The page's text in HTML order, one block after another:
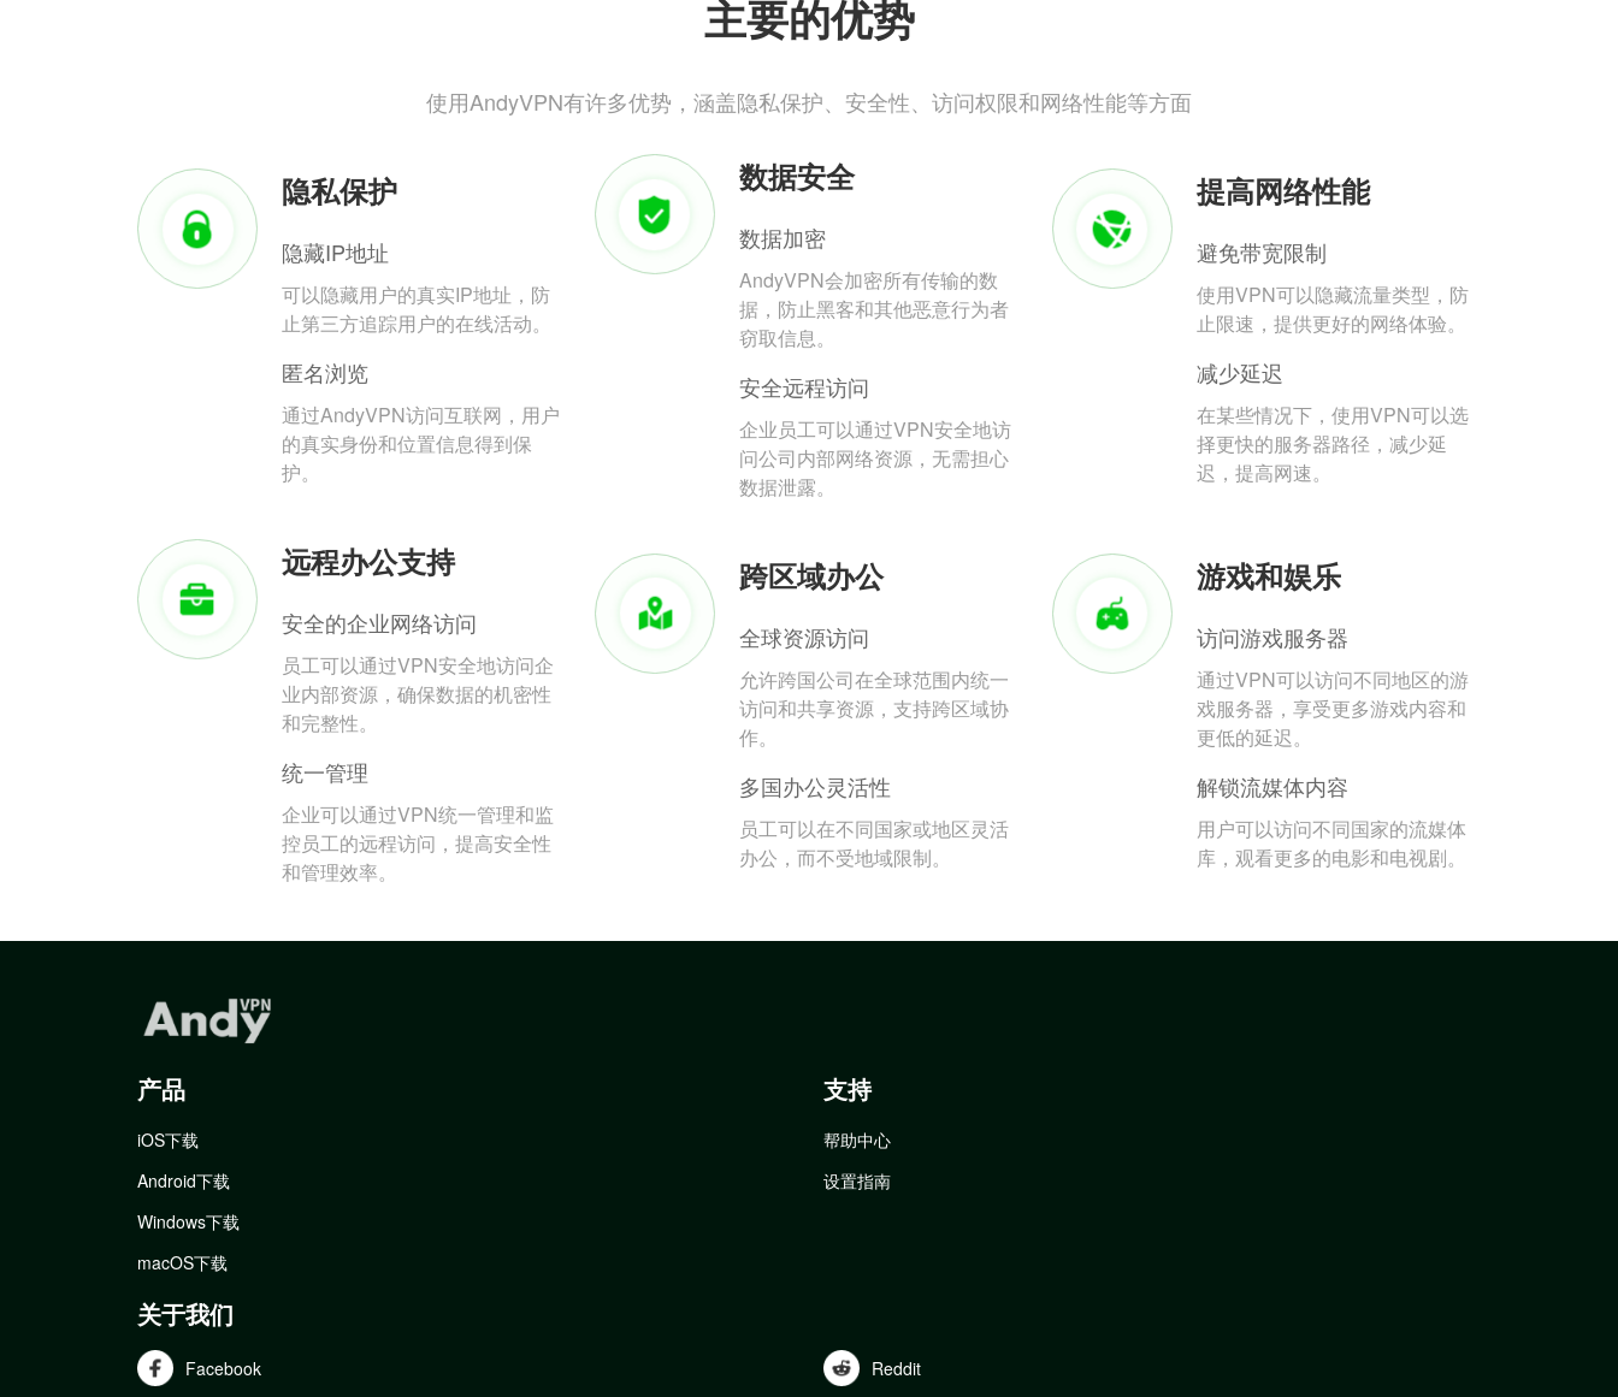
主要的优势
使用AndyVPN有许多优势，涵盖隐私保护、安全性、访问权限和网络性能等方面
隐私保护
隐藏IP地址
可以隐藏用户的真实IP地址，防
止第三方追踪用户的在线活动。
匿名浏览
通过AndyVPN访问互联网，用户
的真实身份和位置信息得到保
护。
数据安全
数据加密
AndyVPN会加密所有传输的数
据，防止黑客和其他恶意行为者
窃取信息。
安全远程访问
企业员工可以通过VPN安全地访
问公司内部网络资源，无需担心
数据泄露。
提高网络性能
避免带宽限制
使用VPN可以隐藏流量类型，防
止限速，提供更好的网络体验。
减少延迟
在某些情况下，使用VPN可以选
择更快的服务器路径，减少延
迟，提高网速。
远程办公支持
安全的企业网络访问
员工可以通过VPN安全地访问企
业内部资源，确保数据的机密性
和完整性。
统一管理
企业可以通过VPN统一管理和监
控员工的远程访问，提高安全性
和管理效率。
跨区域办公
全球资源访问
允许跨国公司在全球范围内统一
访问和共享资源，支持跨区域协
作。
多国办公灵活性
员工可以在不同国家或地区灵活
办公，而不受地域限制。
游戏和娱乐
访问游戏服务器
通过VPN可以访问不同地区的游
戏服务器，享受更多游戏内容和
更低的延迟。
解锁流媒体内容
用户可以访问不同国家的流媒体
库，观看更多的电影和电视剧。
产品
iOS下载
Android下载
Windows下载
macOS下载
支持
帮助中心
设置指南
关于我们
Facebook Reddit